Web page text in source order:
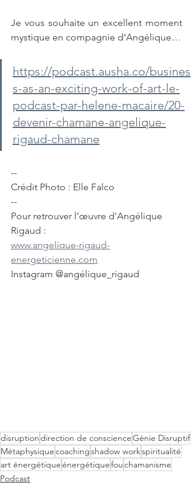
Je vous souhaite un excellent moment
mystique en compagnie d’Angélique…
https://podcast.ausha.co/busines
s-as-an-exciting-work-of-art-le-
podcast-par-helene-macaire/20-
devenir-chamane-angelique-
rigaud-chamane
--
Crédit Photo : Elle Falco
--
Pour retrouver l’œuvre d'Angélique
Rigaud :
www.angelique-rigaud-
energeticienne.com
Instagram @angélique_rigaud
disruptiondirection de conscienceGénie Disruptif
Métaphysiquecoachingshadow workspiritualité
art énergétiqueénergétiquefouchamanisme
Podcast